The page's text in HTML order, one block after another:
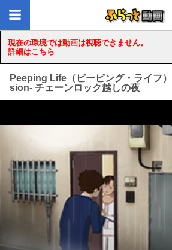
現在の環境では動画は視聴できません。
詳細はこちら
Peeping Life（ピーピング・ライフ
sion- チェーンロック越しの夜
loading...